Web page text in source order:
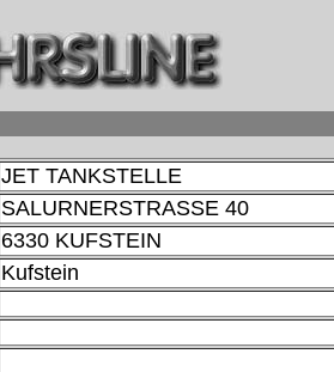
JET TANKSTELLE
SALURNERSTRASSE 40
6330 KUFSTEIN
Kufstein